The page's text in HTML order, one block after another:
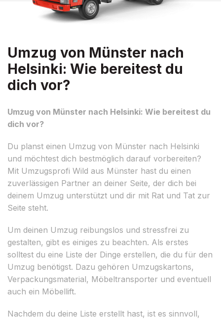
Umzug von Münster nach
Helsinki: Wie bereitest du
dich vor?
Umzug von Münster nach Helsinki: Wie bereitest du
dich vor?
Du planst einen Umzug von Münster nach Helsinki
und möchtest dich bestmöglich darauf vorbereiten?
Mit Umzugsprofi Wild aus Münster hast du einen
zuverlässigen Partner an deiner Seite, der dich bei
deinem Umzug unterstützt und dir mit Rat und Tat zur
Seite steht.
Um deinen Umzug reibungslos und stressfrei zu
gestalten, gibt es einiges zu beachten. Als erstes
solltest du eine Liste der Dinge erstellen, die du für den
Umzug benötigst. Dazu gehören Umzugskartons,
Verpackungsmaterial, Möbeltransporter und eventuell
auch ein Möbellift.
Nachdem du deine Liste erstellt hast, ist es sinnvoll,